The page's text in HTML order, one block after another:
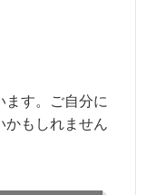
ます。ご自分に
かもしれません